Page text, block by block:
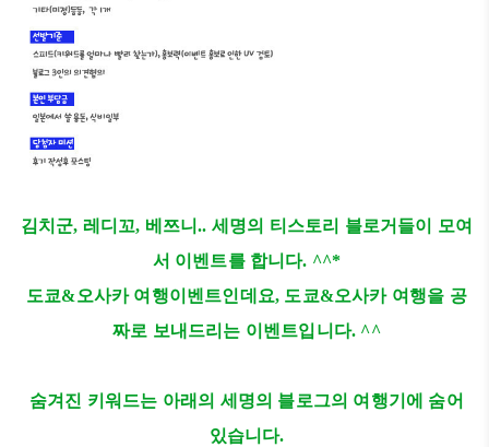
김치군, 레디꼬, 베쯔니.. 세명의 티스토리 블로거들이 모여
서 이벤트를 합니다. ^^*
도쿄&오사카 여행이벤트인데요, 도쿄&오사카 여행을 공
짜로 보내드리는 이벤트입니다. ^^
숨겨진 키워드는 아래의 세명의 블로그의 여행기에 숨어
있습니다.